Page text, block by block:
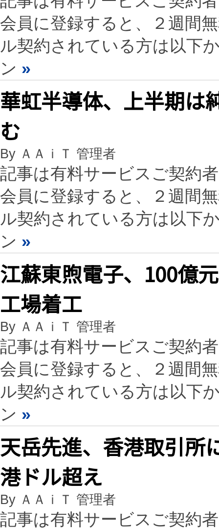
会員に登録すると、２週間
ル契約されている方は以下
ン »
華虹半導体、上半期は
む
By ＡＡｉＴ 管理者
記事は有料サービスご契約
会員に登録すると、２週間
ル契約されている方は以下
ン »
江蘇東煦電子、100億
工場着工
By ＡＡｉＴ 管理者
記事は有料サービスご契約
会員に登録すると、２週間
ル契約されている方は以下
ン »
天岳先進、香港取引
港ドル超え
By ＡＡｉＴ 管理者
記事は有料サービスご契約